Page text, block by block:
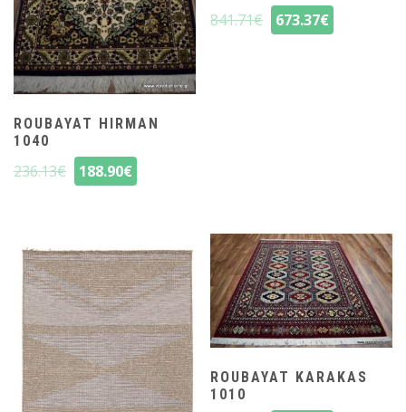
ROUBAYAT HIRMAN
1040
236.13€ 188.90€
841.71€ 673.37€
ROUBAYAT KARAKAS
1010